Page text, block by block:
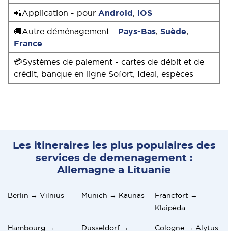
📲Application - pour Android, IOS
🚚Autre déménagement - Pays-Bas, Suède,
France
💳Systèmes de paiement - cartes de débit et de
crédit, banque en ligne Sofort, Ideal, espèces
Les itineraires les plus populaires des
services de demenagement :
Allemagne a Lituanie
Berlin → Vilnius Munich → Kaunas
Francfort →
Klaipėda
Hambourg →
Düsseldorf →
Cologne → Alytus